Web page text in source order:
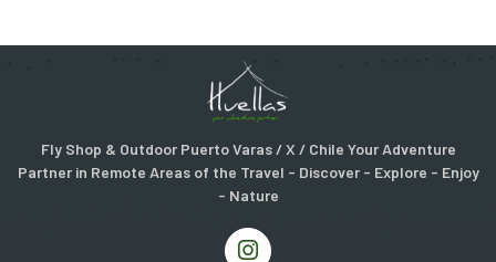
Fly Shop & Outdoor Puerto Varas / X / Chile Your Adventure
Partner in Remote Areas of the Travel - Discover - Explore - Enjoy
- Nature